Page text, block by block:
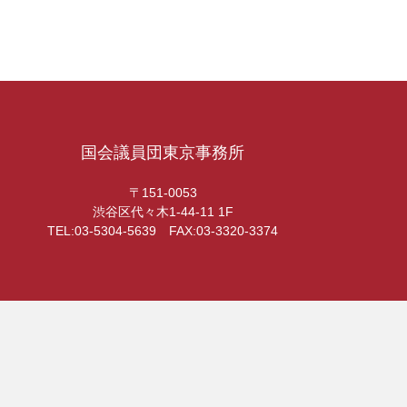
国会議員団東京事務所
〒151-0053
渋谷区代々木1-44-11 1F
TEL:03-5304-5639 FAX:03-3320-3374